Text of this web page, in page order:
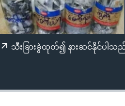
သီးခြားခွဲထုတ်၍ နားဆင်နိုင်ပါသ